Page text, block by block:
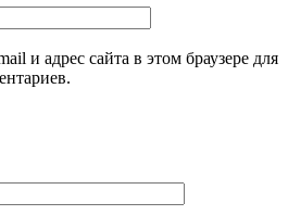
и адрес сайта в этом браузере для